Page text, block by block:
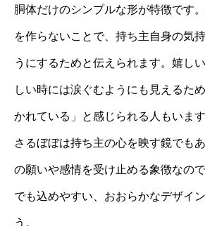
胴体だけのシンプルな形が特徴です
を作らないことで、持ち主自身の気
うにするためと伝えられます。嬉し
しい時には涙ぐむようにも見えるた
かれている」と感じられる人もいま
さるぼぼは持ち主の心を映す鏡でも
の願いや感情を受け止める象徴なの
でも込めやすい、おおらかなデザイ
う。